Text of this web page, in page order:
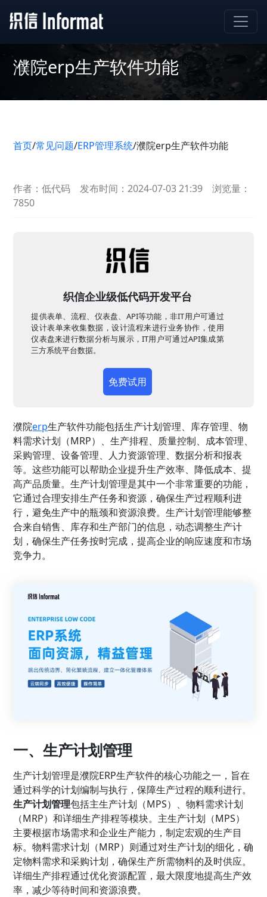
濮院erp生产软件功能
首页/常见问题/ERP管理系统/濮院erp生产软件功能
作者：低代码 发布时间：2024-07-03 21:39
浏览量：
7850
织信企业级低代码开发平台
提供表单、流程、仪表盘、API等功能，非IT用户可通过
设计表单来收集数据，设计流程来进行业务协作，使用
仪表盘来进行数据分析与展示，IT用户可通过API集成第
三方系统平台数据。
免费试用
濮院erp生产软件功能包括生产计划管理、库存管理、物
料需求计划（MRP）、生产排程、质量控制、成本管理、
采购管理、设备管理、人力资源管理、数据分析和报表
等。这些功能可以帮助企业提升生产效率、降低成本、提
高产品质量。生产计划管理是其中一个非常重要的功能，
它通过合理安排生产任务和资源，确保生产过程顺利进
行，避免生产中的瓶颈和资源浪费。生产计划管理能够整
合来自销售、库存和生产部门的信息，动态调整生产计
划，确保生产任务按时完成，提高企业的响应速度和市场
竞争力。
一、生产计划管理
生产计划管理是濮院ERP生产软件的核心功能之一，旨在
通过科学的计划编制与执行，保障生产过程的顺利进行。
生产计划管理包括主生产计划（MPS）、物料需求计划
（MRP）和详细生产排程等模块。主生产计划（MPS）
主要根据市场需求和企业生产能力，制定宏观的生产目
标。物料需求计划（MRP）则通过对生产计划的细化，确
定物料需求和采购计划，确保生产所需物料的及时供应。
详细生产排程通过优化资源配置，最大限度地提高生产效
率，减少等待时间和资源浪费。